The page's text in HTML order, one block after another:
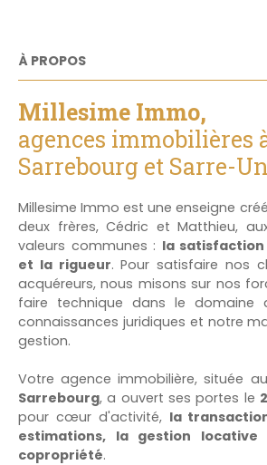
À PROPOS
Millesime Immo,
agences immobilières
Sarrebourg et Sarre-
Millesime Immo est une enseigne
deux frères, Cédric et Matthieu,
valeurs communes : la
et la rigueur. Pour satisfaire nos
acquéreurs, nous misons sur nos
faire technique dans le domaine
connaissances juridiques et notre
gestion.
Votre agence immobilière, située au
Sarrebourg, a ouvert ses portes le
pour cœur d'activité, la
estimations, la gestion
copropriété.